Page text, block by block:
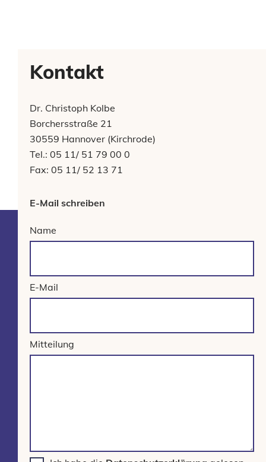
Kontakt
Dr. Christoph Kolbe
Borchersstraße 21
30559 Hannover (Kirchrode)
Tel.: 05 11/ 51 79 00 0
Fax: 05 11/ 52 13 71
E-Mail schreiben
Name
E-Mail
Mitteilung